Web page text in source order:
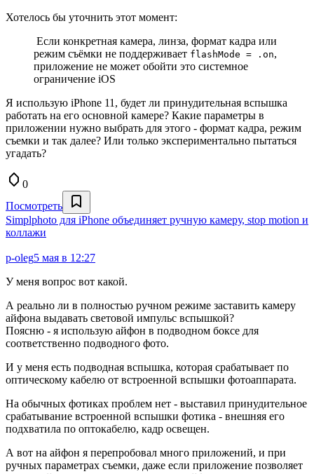
Хотелось бы уточнить этот момент:
Если конкретная камера, линза, формат кадра или
режим съёмки не поддерживает flashMode = .on,
приложение не может обойти это системное
ограничение iOS
Я использую iPhone 11, будет ли принудительная вспышка
работать на его основной камере? Какие параметры в
приложении нужно выбрать для этого - формат кадра, режим
съемки и так далее? Или только экспериментально пытаться
угадать?
0
Посмотреть
Simplphoto для iPhone объединяет ручную камеру, stop motion и
коллажи
p-oleg5 мая в 12:27
У меня вопрос вот какой.
А реально ли в полностью ручном режиме заставить камеру
айфона выдавать световой импульс вспышкой?
Поясню - я использую айфон в подводном боксе для
соответственно подводного фото.
И у меня есть подводная вспышка, которая срабатывает по
оптическому кабелю от встроенной вспышки фотоаппарата.
На обычных фотиках проблем нет - выставил принудительное
срабатывание встроенной вспышки фотика - внешняя его
подхватила по оптокабелю, кадр освещен.
А вот на айфон я перепробовал много приложений, и при
ручных параметрах съемки, даже если приложение позволяет